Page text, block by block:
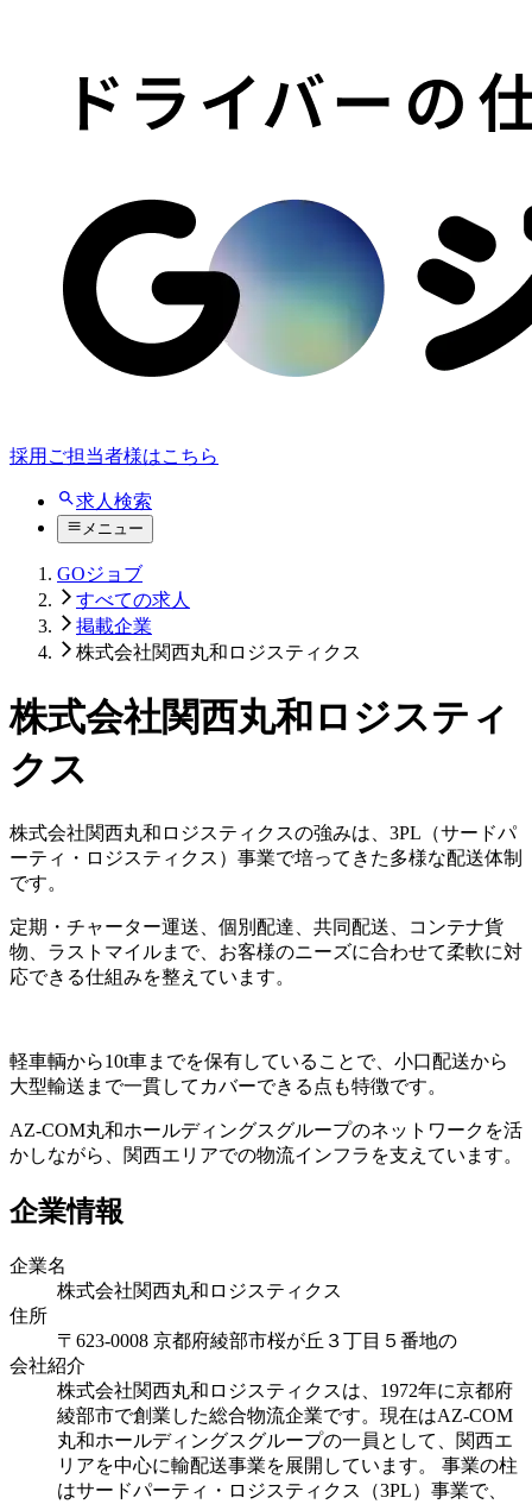
採用ご担当者様はこちら
求人検索
メニュー
GOジョブ
すべての求人
掲載企業
株式会社関西丸和ロジスティクス
株式会社関西丸和ロジスティ
クス
株式会社関西丸和ロジスティクスの強みは、3PL（サードパ
ーティ・ロジスティクス）事業で培ってきた多様な配送体制
です。
定期・チャーター運送、個別配達、共同配送、コンテナ貨
物、ラストマイルまで、お客様のニーズに合わせて柔軟に対
応できる仕組みを整えています。
軽車輌から10t車までを保有していることで、小口配送から
大型輸送まで一貫してカバーできる点も特徴です。
AZ-COM丸和ホールディングスグループのネットワークを活
かしながら、関西エリアでの物流インフラを支えています。
企業情報
企業名
株式会社関西丸和ロジスティクス
住所
〒623-0008 京都府綾部市桜が丘３丁目５番地の
会社紹介
株式会社関西丸和ロジスティクスは、1972年に京都府
綾部市で創業した総合物流企業です。現在はAZ-COM
丸和ホールディングスグループの一員として、関西エ
リアを中心に輸配送事業を展開しています。 事業の柱
はサードパーティ・ロジスティクス（3PL）事業で、